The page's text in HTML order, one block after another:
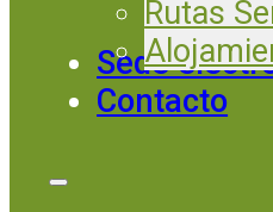
Rutas
Sede
Contacto